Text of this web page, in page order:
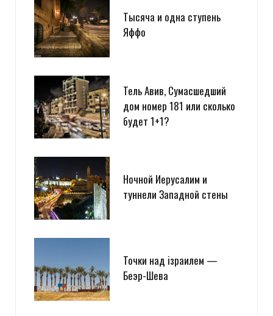
Тысяча и одна ступень
Яффо
Тель Авив, Сумасшедший
дом номер 181 или сколько
будет 1+1?
Ночной Иерусалим и
туннели Западной стены
Точки над iзраилем —
Беэр-Шева